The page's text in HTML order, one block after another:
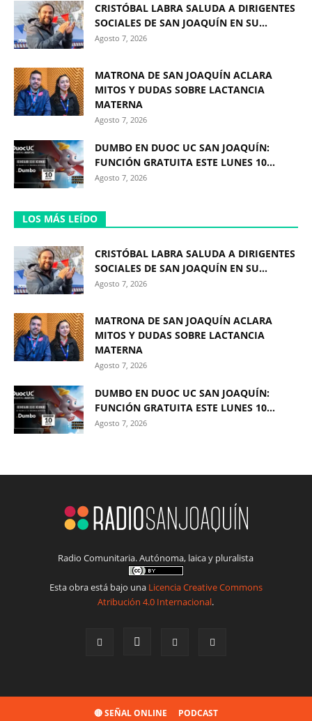
CRISTÓBAL LABRA SALUDA A DIRIGENTES
SOCIALES DE SAN JOAQUÍN EN SU...
Agosto 7, 2026
MATRONA DE SAN JOAQUÍN ACLARA
MITOS Y DUDAS SOBRE LACTANCIA
MATERNA
Agosto 7, 2026
DUMBO EN DUOC UC SAN JOAQUÍN:
FUNCIÓN GRATUITA ESTE LUNES 10...
Agosto 7, 2026
LOS MÁS LEÍDO
CRISTÓBAL LABRA SALUDA A DIRIGENTES
SOCIALES DE SAN JOAQUÍN EN SU...
Agosto 7, 2026
MATRONA DE SAN JOAQUÍN ACLARA
MITOS Y DUDAS SOBRE LACTANCIA
MATERNA
Agosto 7, 2026
DUMBO EN DUOC UC SAN JOAQUÍN:
FUNCIÓN GRATUITA ESTE LUNES 10...
Agosto 7, 2026
Radio Comunitaria. Autónoma, laica y pluralista
Esta obra está bajo una Licencia Creative Commons
Atribución 4.0 Internacional.
🔴 SEÑAL ONLINE PODCAST